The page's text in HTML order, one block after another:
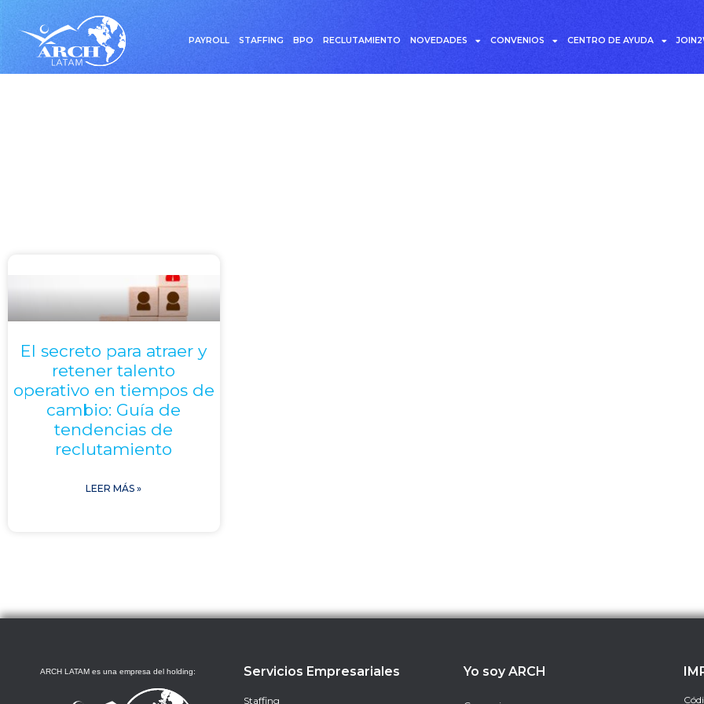
PAYROLL STAFFING BPO RECLUTAMIENTO NOVEDADES CONVENIOS CENTRO DE AYUDA
El secreto para atraer y
retener talento
operativo en tiempos de
cambio: Guía de
tendencias de
reclutamiento
LEER MÁS »
ARCH LATAM es una empresa del holding: Servicios Empresariales
Staffing
Yo soy ARCH